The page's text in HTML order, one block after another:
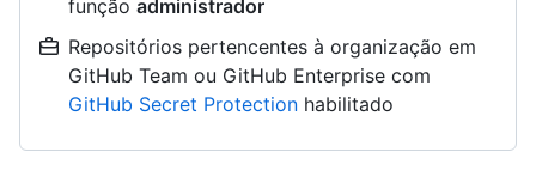
função administrador
Repositórios pertencentes à organização em
GitHub Team ou GitHub Enterprise com
GitHub Secret Protection habilitado